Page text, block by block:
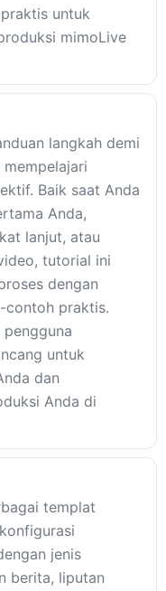
untuk
mimoLive
langkah demi
Baik saat Anda
Anda,
lanjut, atau
tutorial ini
dengan
contoh praktis.
untuk
dan
Anda di
templat
jenis
berita, liputan